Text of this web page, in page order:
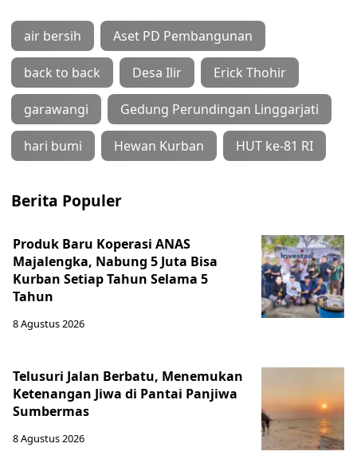
air bersih Aset PD Pembangunan
back to back Desa Ilir Erick Thohir
garawangi Gedung Perundingan Linggarjati
hari bumi Hewan Kurban HUT ke-81 RI
Berita Populer
Produk Baru Koperasi ANAS
Majalengka, Nabung 5 Juta Bisa
Kurban Setiap Tahun Selama 5
Tahun
8 Agustus 2026
Telusuri Jalan Berbatu, Menemukan
Ketenangan Jiwa di Pantai Panjiwa
Sumbermas
8 Agustus 2026